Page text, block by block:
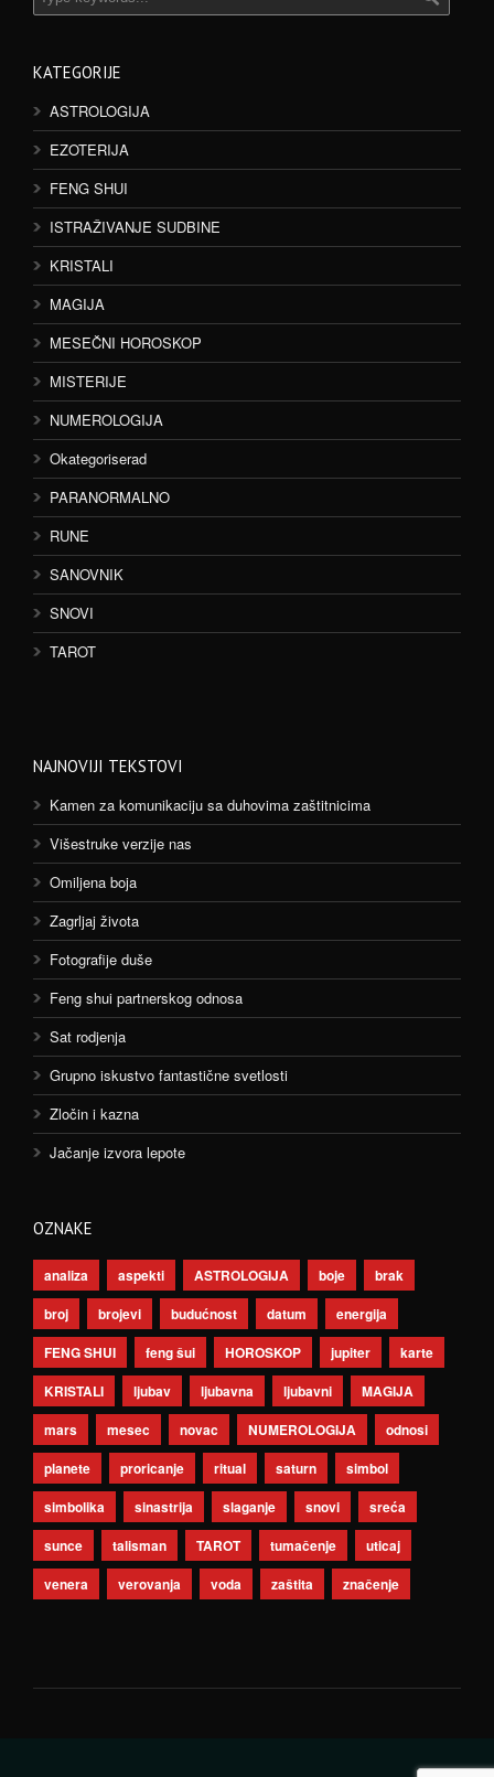
KATEGORIJE
ASTROLOGIJA
EZOTERIJA
FENG SHUI
ISTRAŽIVANJE SUDBINE
KRISTALI
MAGIJA
MESEČNI HOROSKOP
MISTERIJE
NUMEROLOGIJA
Okategoriserad
PARANORMALNO
RUNE
SANOVNIK
SNOVI
TAROT
NAJNOVIJI TEKSTOVI
Kamen za komunikaciju sa duhovima zaštitnicima
Višestruke verzije nas
Omiljena boja
Zagrljaj života
Fotografije duše
Feng shui partnerskog odnosa
Sat rodjenja
Grupno iskustvo fantastične svetlosti
Zločin i kazna
Jačanje izvora lepote
OZNAKE
analiza aspekti ASTROLOGIJA boje
brak
broj
brojevi budućnost datum
energija
FENG SHUI
feng šui HOROSKOP jupiter
karte
KRISTALI
ljubav ljubavna ljubavni
MAGIJA
mars
mesec novac NUMEROLOGIJA
odnosi
planete
proricanje ritual saturn
simbol
simbolika
sinastrija slaganje snovi
sreća
sunce
talisman TAROT tumačenje
uticaj
venera
verovanja voda zaštita značenje